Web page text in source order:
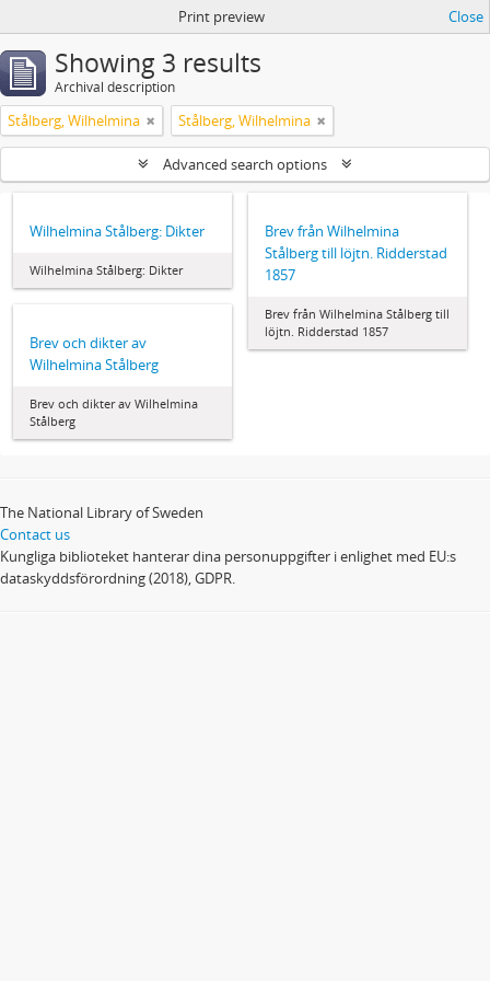
Print preview Close
Showing 3 results
Archival description
Stålberg, Wilhelmina Stålberg, Wilhelmina
Advanced search options
Wilhelmina Stålberg: Dikter
Wilhelmina Stålberg: Dikter
Brev från Wilhelmina
Stålberg till löjtn. Ridderstad
1857
Brev från Wilhelmina Stålberg till
löjtn. Ridderstad 1857
Brev och dikter av
Wilhelmina Stålberg
Brev och dikter av Wilhelmina
Stålberg
The National Library of Sweden
Contact us
Kungliga biblioteket hanterar dina personuppgifter i enlighet med EU:s
dataskyddsförordning (2018), GDPR.